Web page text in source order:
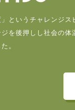
というチャレンジス
を後押しし社会の
。